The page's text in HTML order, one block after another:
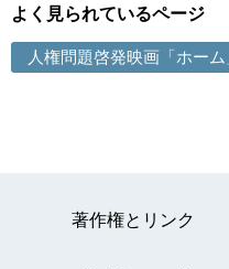
よく見られているページ
人権問題啓発映画「ホー
著作権とリンク